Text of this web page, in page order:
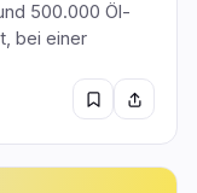
500.000 Öl-
bei einer